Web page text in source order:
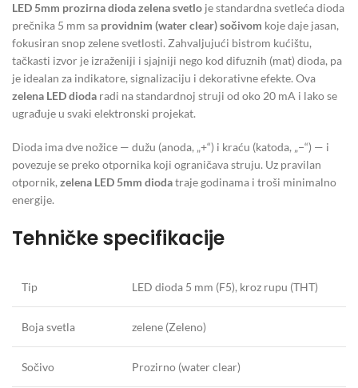
LED 5mm prozirna dioda zelena svetlo je standardna svetleća dioda
prečnika 5 mm sa providnim (water clear) sočivom koje daje jasan,
fokusiran snop zelene svetlosti. Zahvaljujući bistrom kućištu,
tačkasti izvor je izraženiji i sjajniji nego kod difuznih (mat) dioda, pa
je idealan za indikatore, signalizaciju i dekorativne efekte. Ova
zelena LED dioda radi na standardnoj struji od oko 20 mA i lako se
ugrađuje u svaki elektronski projekat.
Dioda ima dve nožice — dužu (anoda, „+“) i kraću (katoda, „−“) — i
povezuje se preko otpornika koji ograničava struju. Uz pravilan
otpornik,zelena LED 5mm diodatraje godinama i troši minimalno
energije.
Tehničke specifikacije
Tip LED dioda 5 mm (F5), kroz rupu (THT)
Boja svetla zelene (Zeleno)
Sočivo Prozirno (water clear)